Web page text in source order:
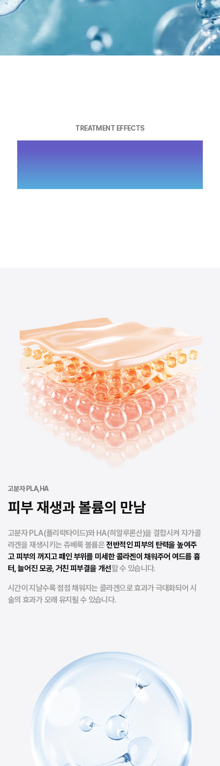
TREATMENT EFFECTS
고분자 PLA,HA
피부 재생과 볼륨의 만남
고분자 PLA(폴리락타이드)와 HA(히알루론산)을 결합시켜 자가콜
라겐을 재생시키는 쥬베룩 볼륨은전반적인 피부의 탄력을 높여주
고 피부의 꺼지고 패인 부위를 미세한 콜라겐이 채워주어 여드름 흉
터, 늘어진 모공, 거친 피부결을 개선할 수 있습니다.
시간이 지날수록 점점 채워지는 콜라겐으로 효과가 극대화되어 시
술의 효과가 오래 유지될 수 있습니다.